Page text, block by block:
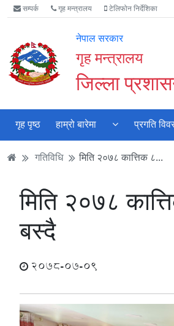
Accessibility
Mode
गर्नुहोस्
मुख्य
सामाग्री
मुख्य
नेभिगेसन
वेबसाइट
खोजमा
सम्पर्क गृह मन्त्रालय टेलिफोन निर्देशिका
नेपाल सरकार
गृह मन्त्रालय
जिल्ला
गृह पृष्ठ हाम्रो बारेमा प्रगति
गतिविधि मिति २०७८ कात्तिक ८...
मिति २०७८
बस्दै
2078-07-09